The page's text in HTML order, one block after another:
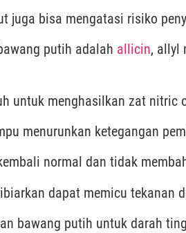
juga bisa mengatasi risiko
putih adalah allicin, allyl
untuk menghasilkan zat nitric
menurunkan ketegangan
normal dan tidak
dapat memicu tekanan
bawang putih untuk darah